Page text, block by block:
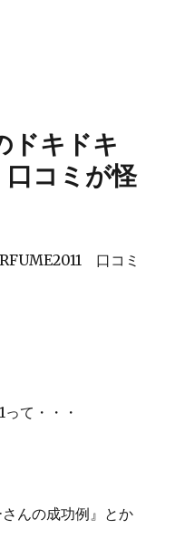
ドキドキ
コミが怪
口コミ
て・・・
さんの成功例』とか